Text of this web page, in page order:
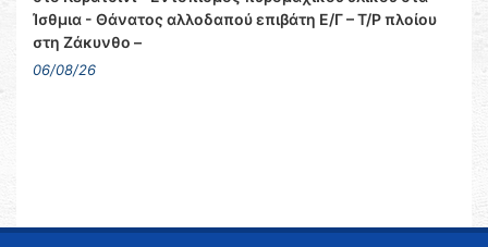
Ίσθμια - Θάνατος αλλοδαπού επιβάτη Ε/Γ – Τ/Ρ πλοίου
στη Ζάκυνθο –
06/08/26